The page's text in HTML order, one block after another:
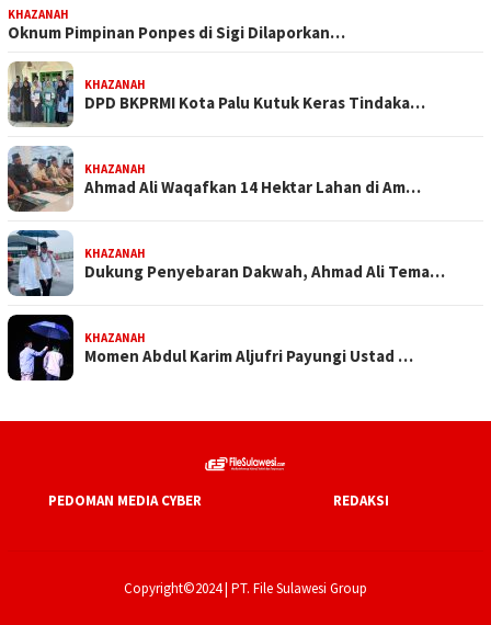
KHAZANAH
Oknum Pimpinan Ponpes di Sigi Dilaporkan…
KHAZANAH
DPD BKPRMI Kota Palu Kutuk Keras Tindaka…
KHAZANAH
Ahmad Ali Waqafkan 14 Hektar Lahan di Am…
KHAZANAH
Dukung Penyebaran Dakwah, Ahmad Ali Tema…
KHAZANAH
Momen Abdul Karim Aljufri Payungi Ustad …
PEDOMAN MEDIA CYBER REDAKSI
Copyright©2024 | PT. File Sulawesi Group